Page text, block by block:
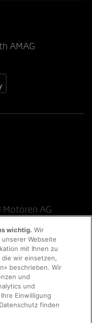
AMAG
AG
Hinweise
AGB Jobs
wichtig. Wir
Webseite
mit Ihnen zu
die wir einsetzen,
beschrieben. Wir
und
und
Einwilligung
finden